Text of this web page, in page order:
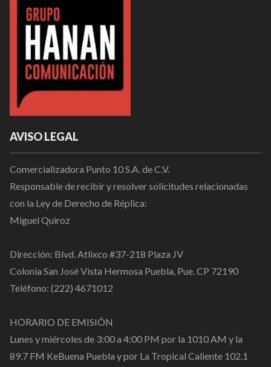
AVISO LEGAL
Comercializadora Punto 10 S.A. de C.V.
Responsable de recibir y resolver solicitudes relacionadas
con la Ley de Derecho de Réplica:
Miguel Quiroz
Dirección: Blvd. Atlixco #37-218 Plaza JV
Colonia San José Vista Hermosa Puebla, Pue. CP 72190
Teléfono: (222) 4671012
HORARIO DE EMISIÓN
Lunes y miércoles de 3:00 a 4:00 PM por la 1010 AM y la
89.7 FM KeBuena Puebla y por La Tropical Caliente 102.1